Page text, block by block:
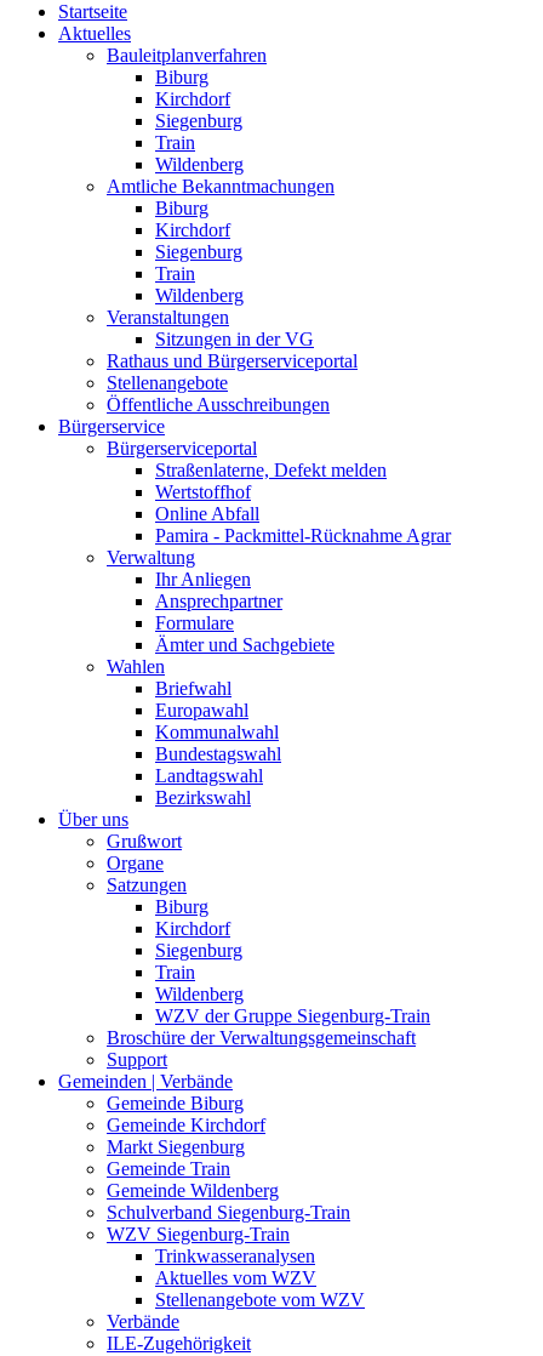
Startseite
Aktuelles
Bauleitplanverfahren
Biburg
Kirchdorf
Siegenburg
Train
Wildenberg
Amtliche Bekanntmachungen
Biburg
Kirchdorf
Siegenburg
Train
Wildenberg
Veranstaltungen
Sitzungen in der VG
Rathaus und Bürgerserviceportal
Stellenangebote
Öffentliche Ausschreibungen
Bürgerservice
Bürgerserviceportal
Straßenlaterne, Defekt melden
Wertstoffhof
Online Abfall
Pamira - Packmittel-Rücknahme Agrar
Verwaltung
Ihr Anliegen
Ansprechpartner
Formulare
Ämter und Sachgebiete
Wahlen
Briefwahl
Europawahl
Kommunalwahl
Bundestagswahl
Landtagswahl
Bezirkswahl
Über uns
Grußwort
Organe
Satzungen
Biburg
Kirchdorf
Siegenburg
Train
Wildenberg
WZV der Gruppe Siegenburg-Train
Broschüre der Verwaltungsgemeinschaft
Support
Gemeinden | Verbände
Gemeinde Biburg
Gemeinde Kirchdorf
Markt Siegenburg
Gemeinde Train
Gemeinde Wildenberg
Schulverband Siegenburg-Train
WZV Siegenburg-Train
Trinkwasseranalysen
Aktuelles vom WZV
Stellenangebote vom WZV
Verbände
ILE-Zugehörigkeit